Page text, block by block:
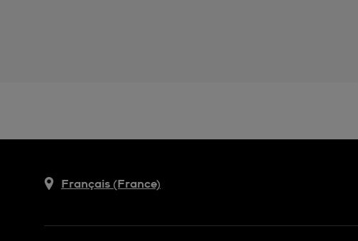
Français (France)